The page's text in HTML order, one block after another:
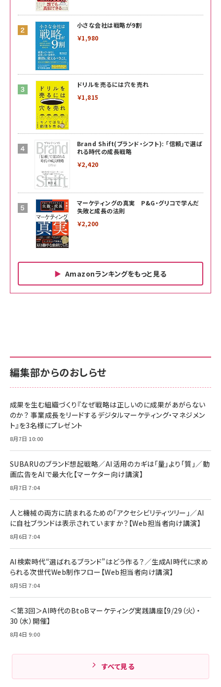
小さな会社は戦略が9割
￥1,980
ドリルを売るには穴を売れ
￥1,815
Brand Shift(ブランド・シフト): 「信頼」で選ば
れる時代の成長戦略
￥2,420
マーケティングの真実 P&G・グリコで学んだ
失敗と成長の法則
￥2,200
Amazonランキングをもっと見る
￥880
anan(アンアン)2026/06/24号 No.2500増刊
スペシャルエディション[王道エンタメの矜持／
￥1,100
anan(アンアン)2026/07/08号 No.2502[2026
￥880
ママ投資家が育休中に１億貯めた株式投資
組織の成果を最大化する ルールのデザイン
￥1,980
Amazonランキングをもっと見る
サポート正規品 メーカー保証5年 KLMEA128G
NIMASO ガラスフィルム iPhone 17 用 保護フィ
すい ガイド枠付き いPhone17 (6.3インチ) 対応
2枚セット DSP25F1698
￥1,599
￥6,980
全ワイヤレスイヤホン/アクティブノイズキャンセリ
技術基準適合】ブラック
￥5,990
ケーブル Anker絡まないケーブル 240W 結束バン
ド付き USB PD対応 シリコン素材採用 iPhone
17 / 16 / 15 / Galaxy iPad Pro MacBook
Pro/Air 各種対応 (1.8m ミッドナイトブラック)
￥1,890
サポート正規品 メーカー保証5年 KLMEA128G
Amazon eギフトカード - Amazonロゴ - クラ
￥5,000
Anker PowerLine III Flow USB-C & USB-C
Pro/Air 各種対応 (1.8m ミッドナイトブラック)
￥1,890
サッポロ 生ビール 黒ラベル 350ml 缶 24本 ビー
ル ケース買い【6/30応募〆切! 黒ラベルビヤセラー
￥4,857
編集部からのおしらせ
成果を生む組織づくり『なぜ戦略は正しいのに成果があがらない
のか？ 事業成長をリードするデジタルマーケティング・マネジメン
ト』を3名様にプレゼント
8月7日 10:00
SUBARUのブランド想起戦略／AI活用のカギは「量」より「質」／動
画広告をAIで最大化【マーケター向け講演】
8月7日 7:04
人と機械の両方に読まれるための「アクセシビリティツリー」／AI
に自社ブランドは表示されていますか？【Web担当者向け講演】
8月6日 7:04
AI検索時代“選ばれるブランド”はどう作る？／生成AI時代に求め
られる次世代Web制作フロー【Web担当者向け講演】
8月5日 7:04
＜第3回＞AI時代のBtoBマーケティング実践講座【9/29（火）・
30（水）開催】
8月4日 9:00
すべて見る